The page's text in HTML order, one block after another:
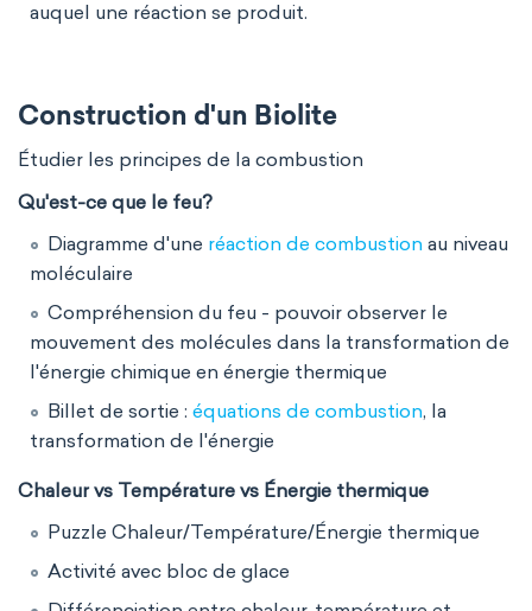
auquel une réaction se produit.
Construction d'un Biolite
Étudier les principes de la combustion
Qu'est-ce que le feu?
Diagramme d'une réaction de combustion au niveau
moléculaire
Compréhension du feu - pouvoir observer le
mouvement des molécules dans la transformation de
l'énergie chimique en énergie thermique
Billet de sortie : équations de combustion, la
transformation de l'énergie
Chaleur vs Température vs Énergie thermique
Puzzle Chaleur/Température/Énergie thermique
Activité avec bloc de glace